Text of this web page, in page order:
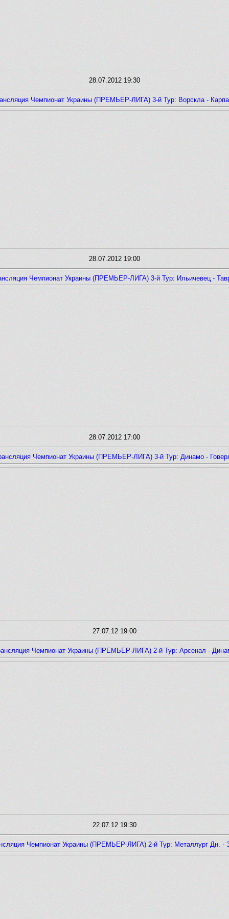
28.07.2012 19:30
Чемпионат Украины (ПРЕМЬЕР-ЛИГА) 3-й Тур: Ворскла -
28.07.2012 19:00
Чемпионат Украины (ПРЕМЬЕР-ЛИГА) 3-й Тур: Ильичевец -
28.07.2012 17:00
Чемпионат Украины (ПРЕМЬЕР-ЛИГА) 3-й Тур: Динамо -
27.07.12 19:00
Чемпионат Украины (ПРЕМЬЕР-ЛИГА) 2-й Тур: Арсенал -
22.07.12 19:30
Чемпионат Украины (ПРЕМЬЕР-ЛИГА) 2-й Тур: Металлург Дн. -